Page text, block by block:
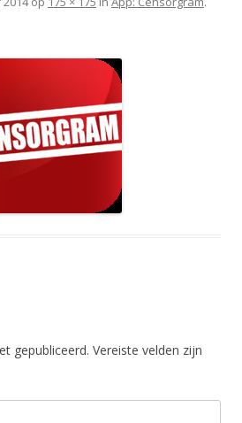
gepubliceerd. Vereiste velden zijn